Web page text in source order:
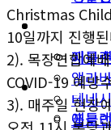
동남부
애틀
앨라
테네
플로
미국뉴스
지구
동남부
애틀
Christmas
10일까지 진행
2). 목장연합예
COVID-19 예방
3). 매주일 현장